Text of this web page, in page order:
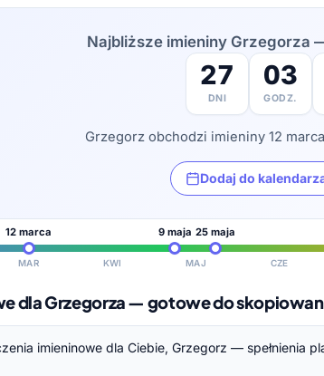
Najbliższe imieniny
27
DNI
03
GODZ.
Grzegorz obchodzi imieniny 12
Dodaj do
12 marca 9 maja 25 maja
MAR KWI MAJ CZE
dla Grzegorza — gotowe do
imieninowe dla Ciebie, Grzegorz — spełnienia